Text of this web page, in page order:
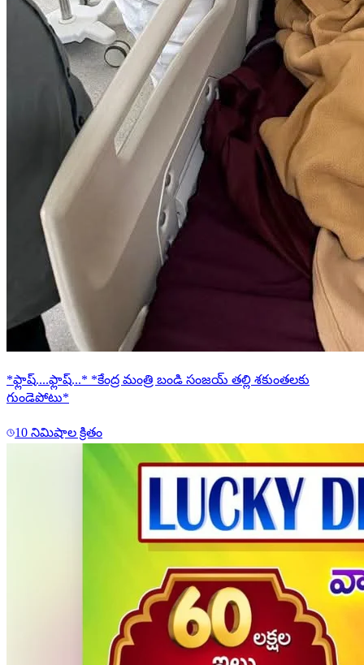
*ఫ్లాష్....ఫ్లాష్...* *కేంద్ర మంత్రి బండి సంజయ్ తల్లి శకుంతలకు
గుండెపోటు*
10 నిమిషాల క్రితం